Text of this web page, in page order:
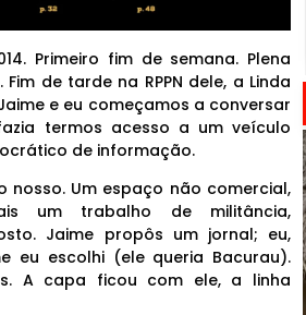
Primeiro fim de semana. Plena
de tarde na RPPN dele, a Linda
e eu começamos a conversar
termos acesso a um veículo
de informação.
nosso. Um espaço não comercial,
um trabalho de militância,
Jaime propôs um jornal; eu,
eu escolhi (ele queria Bacurau).
A capa ficou com ele, a linha